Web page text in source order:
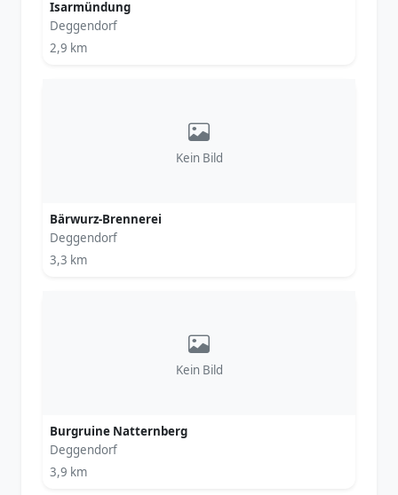
Isarmündung
Deggendorf
2,9 km
Kein Bild
Bärwurz-Brennerei
Deggendorf
3,3 km
Kein Bild
Burgruine Natternberg
Deggendorf
3,9 km